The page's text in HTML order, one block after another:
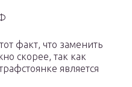
факт, что заменить
скорее, так как
является